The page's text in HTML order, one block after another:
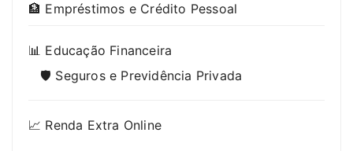
🏦 Empréstimos e Crédito Pessoal
📊 Educação Financeira
🛡️ Seguros e Previdência Privada
📈 Renda Extra Online